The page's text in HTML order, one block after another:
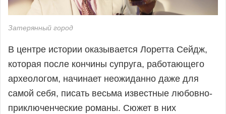
Затерянный город
В центре истории оказывается Лоретта Сейдж,
которая после кончины супруга, работающего
археологом, начинает неожиданно даже для
самой себя, писать весьма известные любовно-
приключенческие романы. Сюжет в них